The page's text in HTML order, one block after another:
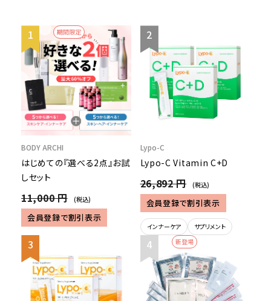
期間限定
BODY ARCHI
はじめての『選べる2点』お試
しセット
11,000 円 (税込)
会員登録で割引表示
Lypo-C
Lypo-C Vitamin C+D
26,892 円 (税込)
会員登録で割引表示
インナーケア サプリメント
新登場